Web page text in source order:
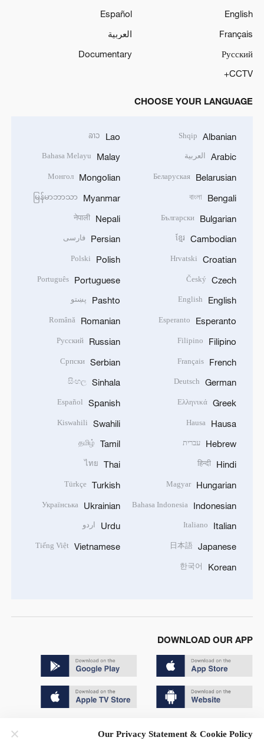
English
Español
Français
العربية
Русский
Documentary
CCTV+
CHOOSE YOUR LANGUAGE
Albanian
Shqip
Arabic العربية
Belarusian
Беларуская
Bengali
বাংলা
Bulgarian
Български
Cambodian
ខ្មែរ
Croatian
Hrvatski
Czech
Český
English
English
Esperanto
Esperanto
Filipino
Filipino
French
Français
German
Deutsch
Greek
Ελληνικά
Hausa
Hausa
Hebrew עברית
Hindi
हिन्दी
Hungarian
Magyar
Indonesian
Bahasa Indonesia
Italian
Italiano
Japanese
日本語
Korean
한국어
Lao
ລາວ
Malay
Bahasa Melayu
Mongolian
Монгол
Myanmar
မြန်မာဘာသာ
Nepali
नेपाली
Persian فارسی
Polish
Polski
Portuguese
Português
Pashto پښتو
Romanian
Română
Russian
Русский
Serbian
Српски
Sinhala
සිංහල
Spanish
Español
Swahili
Kiswahili
Tamil
தமிழ்
Thai
ไทย
Turkish
Türkçe
Ukrainian
Українська
Urdu اردو
Vietnamese
Tiếng Việt
DOWNLOAD OUR APP
Our Privacy Statement & Cookie Policy